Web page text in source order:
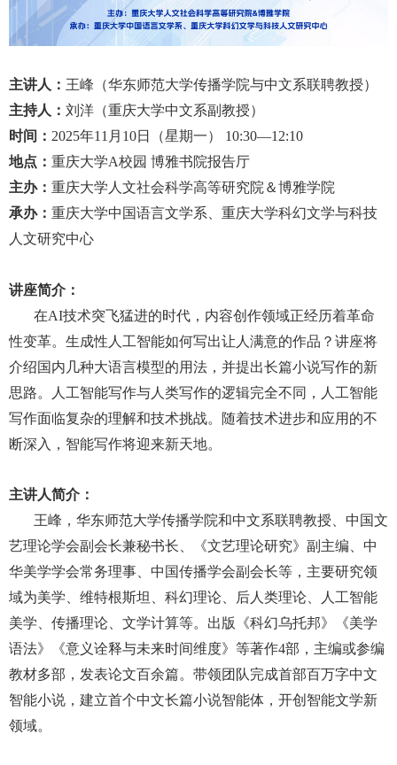
主讲人： 王峰（华东师范大学传播学院与中文系联聘教授）
主持人： 刘洋（重庆大学中文系副教授）
时间： 2025年11月10日（星期一） 10:30—12:10
地点： 重庆大学A校园 博雅书院报告厅
主办： 重庆大学人文社会科学高等研究院＆博雅学院
承办： 重庆大学中国语言文学系、重庆大学科幻文学与科技
人文研究中心
讲座简介：
在AI技术突飞猛进的时代，内容创作领域正经历着革命
性变革。生成性人工智能如何写出让人满意的作品？讲座将
介绍国内几种大语言模型的用法，并提出长篇小说写作的新
思路。人工智能写作与人类写作的逻辑完全不同，人工智能
写作面临复杂的理解和技术挑战。随着技术进步和应用的不
断深入，智能写作将迎来新天地。
主讲人简介：
王峰，华东师范大学传播学院和中文系联聘教授、中国文
艺理论学会副会长兼秘书长、《文艺理论研究》副主编、中
华美学学会常务理事、中国传播学会副会长等，主要研究领
域为美学、维特根斯坦、科幻理论、后人类理论、人工智能
美学、传播理论、文学计算等。出版《科幻乌托邦》《美学
语法》《意义诠释与未来时间维度》等著作4部，主编或参编
教材多部，发表论文百余篇。带领团队完成首部百万字中文
智能小说，建立首个中文长篇小说智能体，开创智能文学新
领域。